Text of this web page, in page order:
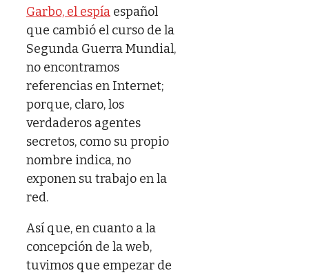
Garbo, el espía español
que cambió el curso de la
Segunda Guerra Mundial,
no encontramos
referencias en Internet;
porque, claro, los
verdaderos agentes
secretos, como su propio
nombre indica, no
exponen su trabajo en la
red.
Así que, en cuanto a la
concepción de la web,
tuvimos que empezar de